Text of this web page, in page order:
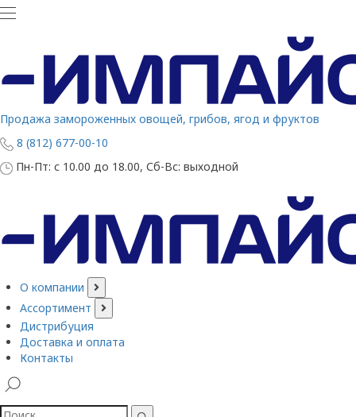
Продажа замороженных овощей, грибов, ягод и фруктов
8 (812) 677-00-10
Пн-Пт: с 10.00 до 18.00, Сб-Вс: выходной
О компании
Ассортимент
Дистрибуция
Доставка и оплата
Контакты